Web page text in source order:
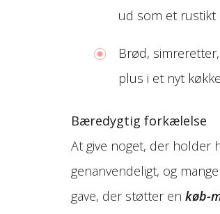
ud som et rustikt
Brød,
plus i et nyt
Bæredygtig forkælelse
At give noget, der holder
genanvendeligt, og
gave, der støtter en køb-